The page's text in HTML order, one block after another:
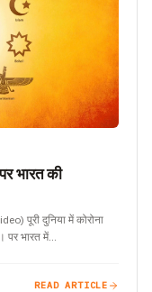
भारत की
पूरी दुनिया में कोरोना
भारत में…
READ ARTICLE